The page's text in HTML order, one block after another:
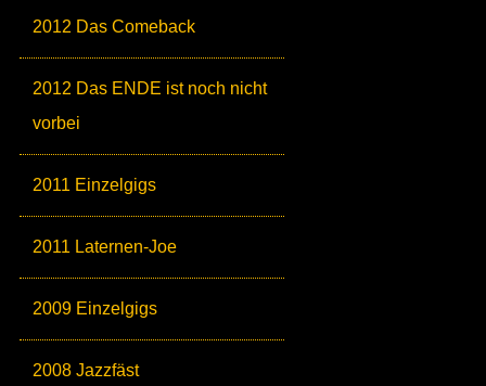
2012 Das Comeback
2012 Das ENDE ist noch nicht
vorbei
2011 Einzelgigs
2011 Laternen-Joe
2009 Einzelgigs
2008 Jazzfäst